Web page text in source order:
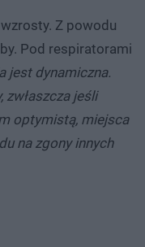
Z powodu
Pod respiratorami
jest dynamiczna.
zwłaszcza jeśli
optymistą, miejsca
na zgony innych